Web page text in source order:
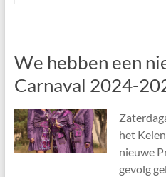
We hebben een
Carnaval 2024-
het
nieuwe
gevolg